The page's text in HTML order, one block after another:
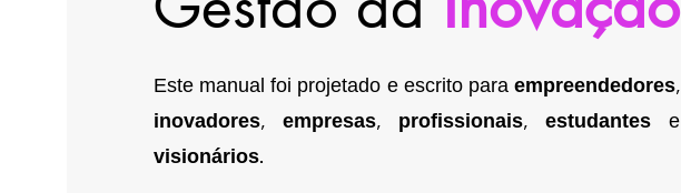
Este manual foi projetado e escrito para empreendedores,
inovadores, empresas, profissionais, estudantes e
visionários.